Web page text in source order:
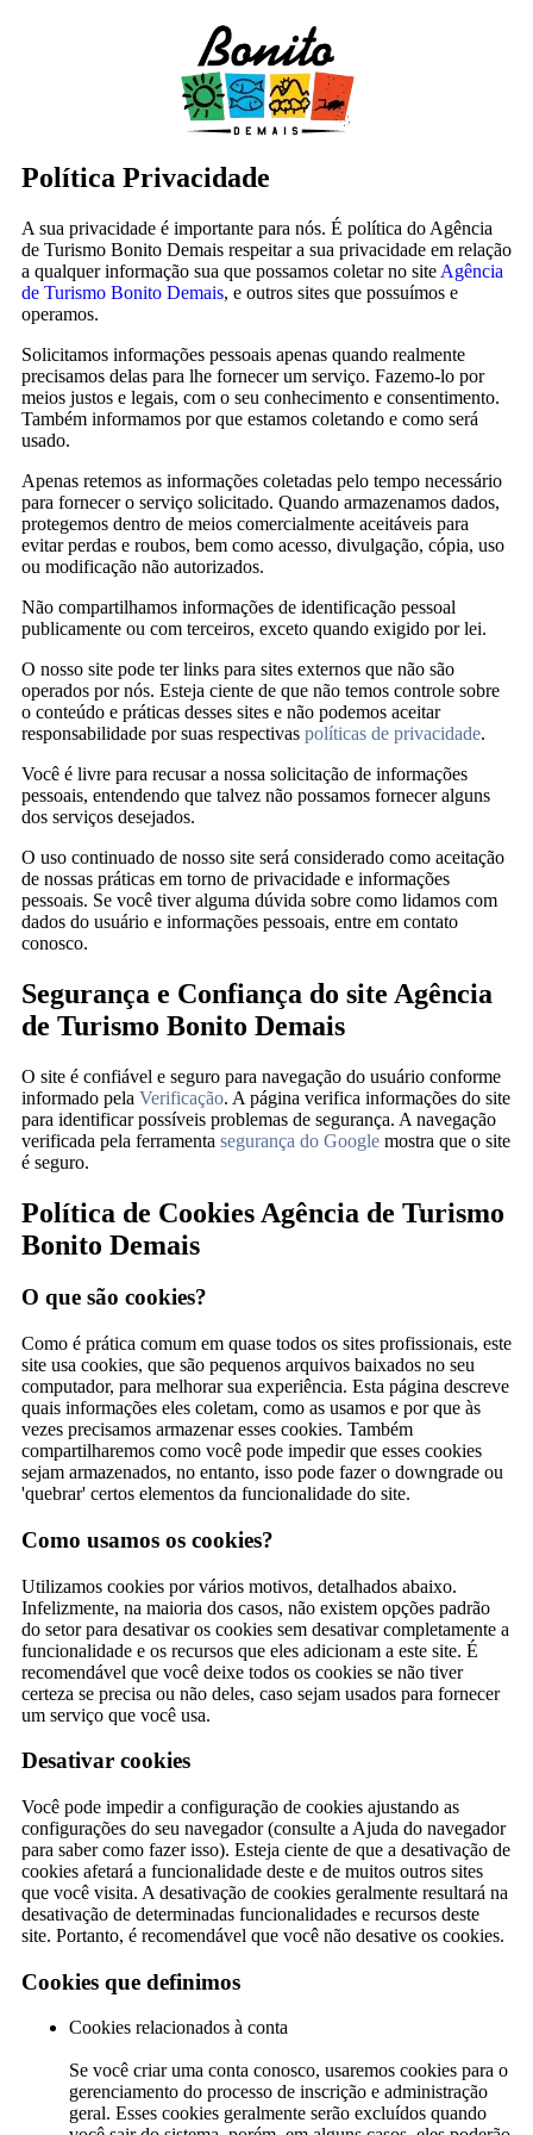
Política Privacidade
A sua privacidade é importante para nós. É política do Agência
de Turismo Bonito Demais respeitar a sua privacidade em relação
a qualquer informação sua que possamos coletar no site Agência
de Turismo Bonito Demais, e outros sites que possuímos e
operamos.
Solicitamos informações pessoais apenas quando realmente
precisamos delas para lhe fornecer um serviço. Fazemo-lo por
meios justos e legais, com o seu conhecimento e consentimento.
Também informamos por que estamos coletando e como será
usado.
Apenas retemos as informações coletadas pelo tempo necessário
para fornecer o serviço solicitado. Quando armazenamos dados,
protegemos dentro de meios comercialmente aceitáveis ​​para
evitar perdas e roubos, bem como acesso, divulgação, cópia, uso
ou modificação não autorizados.
Não compartilhamos informações de identificação pessoal
publicamente ou com terceiros, exceto quando exigido por lei.
O nosso site pode ter links para sites externos que não são
operados por nós. Esteja ciente de que não temos controle sobre
o conteúdo e práticas desses sites e não podemos aceitar
responsabilidade por suas respectivas políticas de privacidade.
Você é livre para recusar a nossa solicitação de informações
pessoais, entendendo que talvez não possamos fornecer alguns
dos serviços desejados.
O uso continuado de nosso site será considerado como aceitação
de nossas práticas em torno de privacidade e informações
pessoais. Se você tiver alguma dúvida sobre como lidamos com
dados do usuário e informações pessoais, entre em contato
conosco.
Segurança e Confiança do site Agência
de Turismo Bonito Demais
O site é confiável e seguro para navegação do usuário conforme
informado pela Verificação. A página verifica informações do site
para identificar possíveis problemas de segurança. A navegação
verificada pela ferramenta segurança do Google mostra que o site
é seguro.
Política de Cookies Agência de Turismo
Bonito Demais
O que são cookies?
Como é prática comum em quase todos os sites profissionais, este
site usa cookies, que são pequenos arquivos baixados no seu
computador, para melhorar sua experiência. Esta página descreve
quais informações eles coletam, como as usamos e por que às
vezes precisamos armazenar esses cookies. Também
compartilharemos como você pode impedir que esses cookies
sejam armazenados, no entanto, isso pode fazer o downgrade ou
'quebrar' certos elementos da funcionalidade do site.
Como usamos os cookies?
Utilizamos cookies por vários motivos, detalhados abaixo.
Infelizmente, na maioria dos casos, não existem opções padrão
do setor para desativar os cookies sem desativar completamente a
funcionalidade e os recursos que eles adicionam a este site. É
recomendável que você deixe todos os cookies se não tiver
certeza se precisa ou não deles, caso sejam usados ​​para fornecer
um serviço que você usa.
Desativar cookies
Você pode impedir a configuração de cookies ajustando as
configurações do seu navegador (consulte a Ajuda do navegador
para saber como fazer isso). Esteja ciente de que a desativação de
cookies afetará a funcionalidade deste e de muitos outros sites
que você visita. A desativação de cookies geralmente resultará na
desativação de determinadas funcionalidades e recursos deste
site. Portanto, é recomendável que você não desative os cookies.
Cookies que definimos
Cookies relacionados à conta
Se você criar uma conta conosco, usaremos cookies para o
gerenciamento do processo de inscrição e administração
geral. Esses cookies geralmente serão excluídos quando